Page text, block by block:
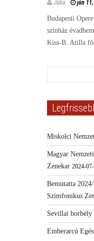
Júlia jún
Budapesti
színház
Kiss-B. Atilla
Miskolci
Magyar
Zenekar 2024-
Bemutatta
Szimfonikus
Sevillai borbély
Emberarcú